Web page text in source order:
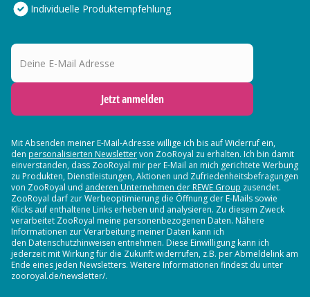
Individuelle Produktempfehlung
Deine E-Mail Adresse
Jetzt anmelden
Mit Absenden meiner E-Mail-Adresse willige ich bis auf Widerruf ein,
den personalisierten Newslettervon ZooRoyal zu erhalten. Ich bin damit
einverstanden, dass ZooRoyal mir per E-Mail an mich gerichtete Werbung
zu Produkten, Dienstleistungen, Aktionen und Zufriedenheitsbefragungen
von ZooRoyal und anderen Unternehmen der REWE Group zusendet.
ZooRoyal darf zur Werbeoptimierung die Öffnung der E-Mails sowie
Klicks auf enthaltene Links erheben und analysieren. Zu diesem Zweck
verarbeitet ZooRoyal meine personenbezogenen Daten. Nähere
Informationen zur Verarbeitung meiner Daten kann ich
den Datenschutzhinweisen entnehmen. Diese Einwilligung kann ich
jederzeit mit Wirkung für die Zukunft widerrufen, z.B. per Abmeldelink am
Ende eines jeden Newsletters. Weitere Informationen findest du unter
zooroyal.de/newsletter/.